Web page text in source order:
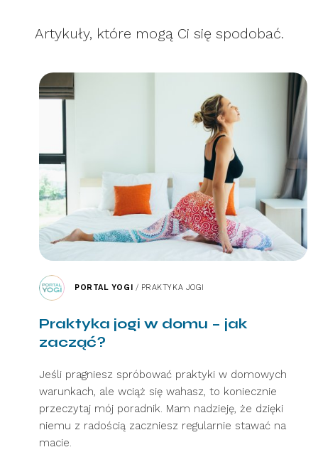
Artykuły, które mogą Ci się spodobać.
PORTAL YOGI / PRAKTYKA JOGI
Praktyka jogi w domu – jak
zacząć?
Jeśli pragniesz spróbować praktyki w domowych
warunkach, ale wciąż się wahasz, to koniecznie
przeczytaj mój poradnik. Mam nadzieję, że dzięki
niemu z radością zaczniesz regularnie stawać na
macie.